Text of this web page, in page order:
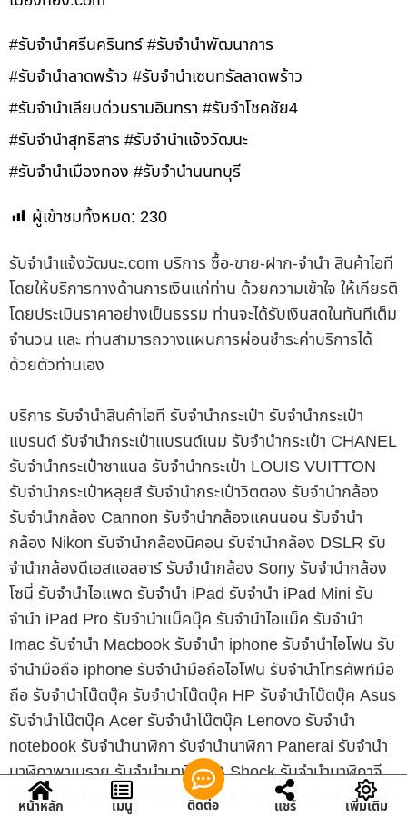
#รับจำนำศรีนครินทร์ #รับจำนำพัฒนาการ
#รับจำนำลาดพร้าว #รับจำนำเซนทรัลลาดพร้าว
#รับจำนำเลียบด่วนรามอินทรา #รับจำโชคชัย4
#รับจำนำสุทธิสาร #รับจำนำแจ้งวัฒนะ
#รับจำนำเมืองทอง #รับจำนำนนทบุรี
ผู้เข้าชมทั้งหมด: 230
รับจํานําแจ้งวัฒนะ.com บริการ ซื้อ-ขาย-ฝาก-จำนำ สินค้าไอที
โดยให้บริการทางด้านการเงินแก่ท่าน ด้วยความเข้าใจ ให้เกียรติ
โดยประเมินราคาอย่างเป็นธรรม ท่านจะได้รับเงินสดในทันทีเต็ม
จำนวน และ ท่านสามารถวางแผนการผ่อนชำระค่าบริการได้
ด้วยตัวท่านเอง
บริการ รับจำนำสินค้าไอที รับจำนำกระเป๋า รับจำนำกระเป๋า
แบรนด์ รับจำนำกระเป๋าแบรนด์เนม รับจำนำกระเป๋า CHANEL
รับจำนำกระเป๋าชาแนล รับจำนำกระเป๋า LOUIS VUITTON
รับจำนำกระเป๋าหลุยส์ รับจำนำกระเป๋าวิตตอง รับจำนำกล้อง
รับจำนำกล้อง Cannon รับจำนำกล้องแคนนอน รับจำนำ
กล้อง Nikon รับจำนำกล้องนิคอน รับจำนำกล้อง DSLR รับ
จำนำกล้องดีเอสแอลอาร์ รับจำนำกล้อง Sony รับจำนำกล้อง
โซนี่ รับจำนำไอแพด รับจำนำ iPad รับจำนำ iPad Mini รับ
จำนำ iPad Pro รับจำนำแม็คบุ๊ค รับจำนำไอแม็ค รับจำนำ
Imac รับจำนำ Macbook รับจำนำ iphone รับจำนำไอโฟน รับ
จำนำมือถือ iphone รับจำนำมือถือไอโฟน รับจำนำโทรศัพท์มือ
ถือ รับจำนำโน๊ตบุ๊ค รับจำนำโน๊ตบุ๊ค HP รับจำนำโน๊ตบุ๊ค Asus
รับจำนำโน๊ตบุ๊ค Acer รับจำนำโน๊ตบุ๊ค Lenovo รับจำนำ
notebook รับจำนำนาฬิกา รับจำนำนาฬิกา Panerai รับจำนำ
นาฬิกาพาเนราย รับจำนำนาฬิกา G Shock รับจำนำนาฬิกาจี
ช็อค รับจำนำนาฬิกา ROLEX รับจำนำนาฬิกาโรเล็กซ์ รับจำนำ
หน้าหลัก เมนู ติดต่อ แชร์ เพิ่มเติม